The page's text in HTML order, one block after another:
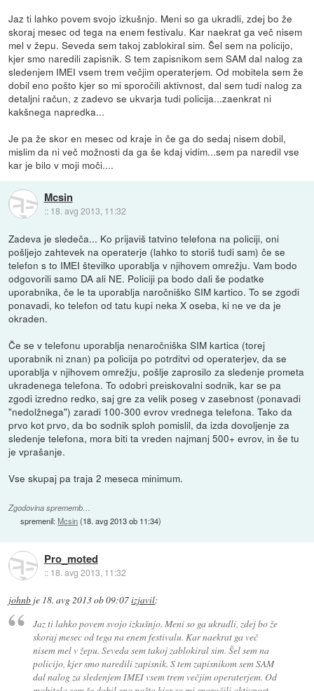
Jaz ti lahko povem svojo izkušnjo. Meni so ga ukradli, zdej bo že
skoraj mesec od tega na enem festivalu. Kar naekrat ga več nisem
mel v žepu. Seveda sem takoj zablokiral sim. Šel sem na policijo,
kjer smo naredili zapisnik. S tem zapisnikom sem SAM dal nalog za
sledenjem IMEI vsem trem večjim operaterjem. Od mobitela sem že
dobil eno pošto kjer so mi sporočili aktivnost, dal sem tudi nalog za
detaljni račun, z zadevo se ukvarja tudi policija...zaenkrat ni
kakšnega napredka...
Je pa že skor en mesec od kraje in če ga do sedaj nisem dobil,
mislim da ni več možnosti da ga še kdaj vidim...sem pa naredil vse
kar je bilo v moji moči....
Mcsin
:: 18. avg 2013, 11:32
Zadeva je sledeča... Ko prijaviš tatvino telefona na policiji, oni
pošljejo zahtevek na operaterje (lahko to storiš tudi sam) če se
telefon s to IMEI številko uporablja v njihovem omrežju. Vam bodo
odgovorili samo DA ali NE. Policiji pa bodo dali še podatke
uporabnika, če le ta uporablja naročniško SIM kartico. To se zgodi
ponavadi, ko telefon od tatu kupi neka X oseba, ki ne ve da je
okraden.
Če se v telefonu uporablja nenaročniška SIM kartica (torej
uporabnik ni znan) pa policija po potrditvi od operaterjev, da se
uporablja v njihovem omrežju, pošlje zaprosilo za sledenje prometa
ukradenega telefona. To odobri preiskovalni sodnik, kar se pa
zgodi izredno redko, saj gre za velik poseg v zasebnost (ponavadi
"nedolžnega") zaradi 100-300 evrov vrednega telefona. Tako da
prvo kot prvo, da bo sodnik sploh pomislil, da izda dovoljenje za
sledenje telefona, mora biti ta vreden najmanj 500+ evrov, in še tu
je vprašanje.
Vse skupaj pa traja 2 meseca minimum.
Zgodovina sprememb…
spremenil:Mcsin(18. avg 2013 ob 11:34)
Pro_moted
:: 18. avg 2013, 11:32
johnb je 18. avg 2013 ob 09:07izjavil:
Jaz ti lahko povem svojo izkušnjo. Meni so ga ukradli, zdej bo že
skoraj mesec od tega na enem festivalu. Kar naekrat ga več
nisem mel v žepu. Seveda sem takoj zablokiral sim. Šel sem na
policijo, kjer smo naredili zapisnik. S tem zapisnikom sem SAM
dal nalog za sledenjem IMEI vsem trem večjim operaterjem. Od